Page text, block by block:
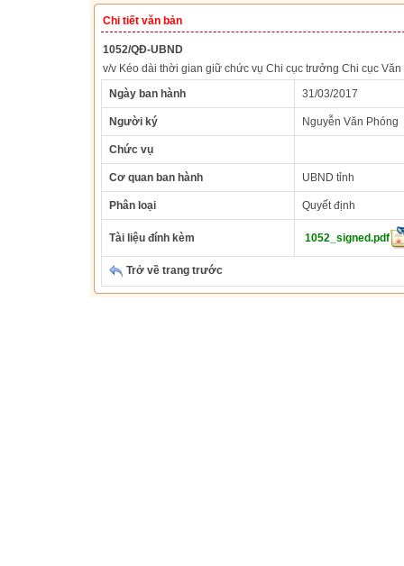
Chi tiết văn bản
1052/QĐ-UBND
v/v Kéo dài thời gian giữ chức vụ Chi cục trưởng Chi cục
Ngày ban hành
31/03/2017
Người ký Nguyễn Văn Phóng
Chức vụ
Cơ quan ban hành UBND tỉnh
Phân loại Quyết định
Tài liệu đính kèm 1052_signed.pdf
Trở về trang trước